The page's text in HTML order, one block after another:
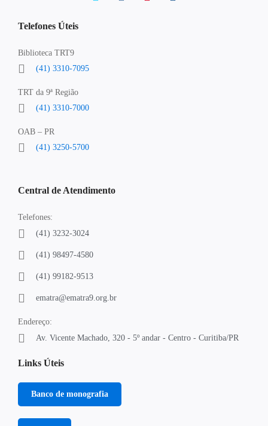
Telefones Úteis
Biblioteca TRT9
(41) 3310-7095
TRT da 9ª Região
(41) 3310-7000
OAB – PR
(41) 3250-5700
Central de Atendimento
Telefones:
(41) 3232-3024
(41) 98497-4580
(41) 99182-9513
ematra@ematra9.org.br
Endereço:
Av. Vicente Machado, 320 - 5º andar - Centro - Curitiba/PR
Links Úteis
Banco de monografia